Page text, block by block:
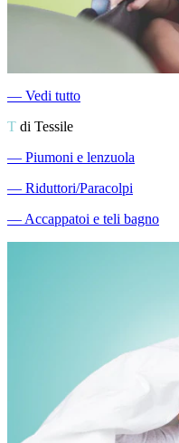
― Vedi tutto
T di Tessile
― Piumoni e lenzuola
― Riduttori/Paracolpi
―Accappatoi e teli bagno